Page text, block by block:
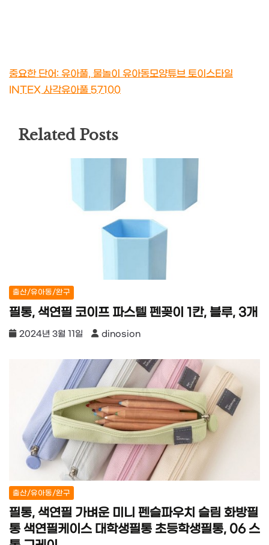
중요한 단어: 유아풀, 물놀이 유아동모양튜브 토이스타일
INTEX 사각유아풀 57100
Related Posts
출산/유아동/완구
필통, 색연필 코이프 파스텔 펜꽂이 1칸, 블루, 3개
2024년 3월 11일 dinosion
출산/유아동/완구
필통, 색연필 가벼운 미니 펜슬파우치 슬림 화방필
통 색연필케이스 대학생필통 초등학생필통, 06 스